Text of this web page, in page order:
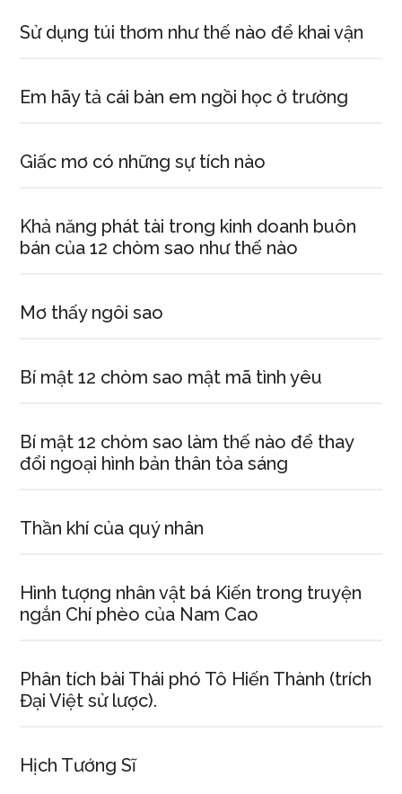
Sử dụng túi thơm như thế nào để khai vận
Em hãy tả cái bàn em ngồi học ở trường
Giấc mơ có những sự tích nào
Khả năng phát tài trong kinh doanh buôn
bán của 12 chòm sao như thế nào
Mơ thấy ngôi sao
Bí mật 12 chòm sao mật mã tình yêu
Bí mật 12 chòm sao làm thế nào để thay
đổi ngoại hình bản thân tỏa sáng
Thần khí của quý nhân
Hình tượng nhân vật bá Kiến trong truyện
ngắn Chí phèo của Nam Cao
Phân tích bài Thái phó Tô Hiến Thành (trích
Đại Việt sử lược).
Hịch Tướng Sĩ